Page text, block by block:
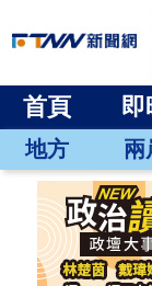
首頁 即
地方 兩